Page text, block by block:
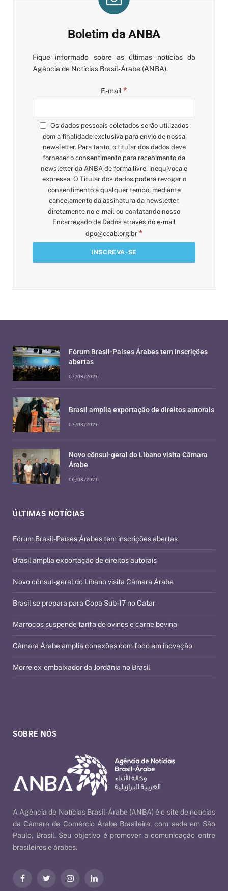
Boletim da ANBA
Fique informado sobre as últimas notícias da
Agência de Notícias Brasil-Árabe (ANBA).
E-mail*
Os dados pessoais coletados serão utilizados
com a finalidade exclusiva para envio de nossa
newsletter. Para tanto, o titular dos dados deve
fornecer o consentimento para recebimento da
newsletter da ANBA de forma livre, inequívoca e
expressa. O Titular dos dados poderá revogar o
consentimento a qualquer tempo, mediante
cancelamento da assinatura da newsletter,
diretamente no e-mail ou contatando nosso
Encarregado de Dados através do e-mail
dpo@ccab.org.br *
SOBRE NÓS
A Agência de Notícias Brasil-Árabe (ANBA) é o site de notícias
da Câmara de Comércio Árabe Brasileira, com sede em São
Paulo, Brasil. Seu objetivo é promover a comunicação entre
brasileiros e árabes.
FacebookTwitter InstagramLinkedIn
ÚLTIMAS NOTÍCIAS
Fórum Brasil-Países Árabes tem inscrições abertas
Brasil amplia exportação de direitos autorais
Novo cônsul-geral do Líbano visita Câmara Árabe
Brasil se prepara para Copa Sub-17 no Catar
Marrocos suspende tarifa de ovinos e carne bovina
Câmara Árabe amplia conexões com foco em inovação
Morre ex-embaixador da Jordânia no Brasil
Fórum Brasil-Países Árabes tem inscrições
abertas
07/08/2026
Brasil amplia exportação de direitos autorais
07/08/2026
Novo cônsul-geral do Líbano visita Câmara
Árabe
06/08/2026